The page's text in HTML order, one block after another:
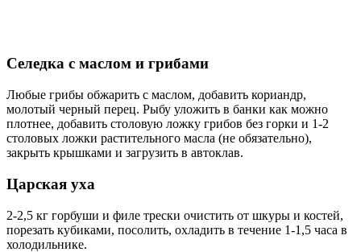
Селедка с маслом и грибами
Любые грибы обжарить с маслом, добавить кориандр,
молотый черный перец. Рыбу уложить в банки как можно
плотнее, добавить столовую ложку грибов без горки и 1-2
столовых ложки растительного масла (не обязательно),
закрыть крышками и загрузить в автоклав.
Царская уха
2-2,5 кг горбуши и филе трески очистить от шкуры и костей,
порезать кубиками, посолить, охладить в течение 1-1,5 часа в
холодильнике.